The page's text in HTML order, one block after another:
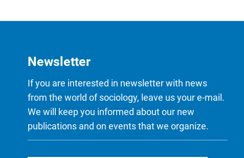
Newsletter
If you are interested in newsletter with news
from the world of sociology, leave us your e-mail.
We will keep you informed about our new
publications and on events that we organize.